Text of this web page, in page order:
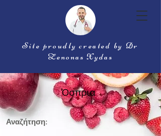
Site proudly created by Dr
Zenonas Xydas
Όσπρια
Αναζήτηση: